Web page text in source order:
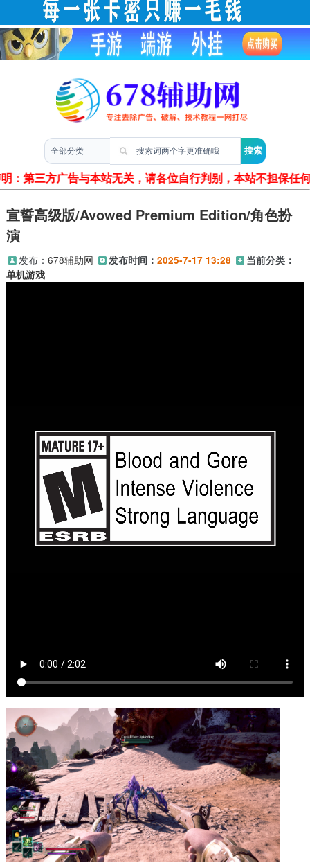
明：第三方广告与本站无关，请各位自行判别，本站不担保
宣誓高级版/Avowed Premium Edition/角色扮
演
发布： 678辅助网 发布时间： 2025-7-17 13:28
当前分类：
单机游戏